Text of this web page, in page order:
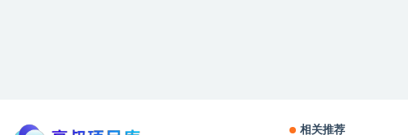
相关推荐